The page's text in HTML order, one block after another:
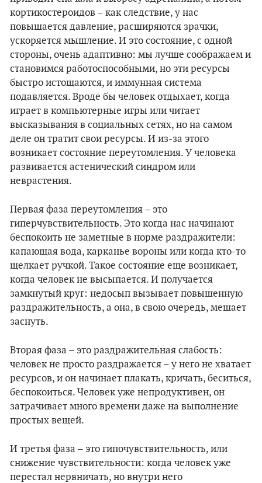
кортикостероидов – как следствие, у нас
повышается давление, расширяются зрачки,
ускоряется мышление. И это состояние, с одной
стороны, очень адаптивно: мы лучше соображаем и
становимся работоспособными, но эти ресурсы
быстро истощаются, и иммунная система
подавляется. Вроде бы человек отдыхает, когда
играет в компьютерные игры или читает
высказывания в социальных сетях, но на самом
деле он тратит свои ресурсы. И из-за этого
возникает состояние переутомления. У человека
развивается астенический синдром или
неврастения.
Первая фаза переутомления – это
гиперчувствительность. Это когда нас начинают
беспокоить не заметные в норме раздражители:
капающая вода, карканье вороны или когда кто-то
щелкает ручкой. Такое состояние еще возникает,
когда человек не высыпается. И получается
замкнутый круг: недосып вызывает повышенную
раздражительность, а она, в свою очередь, мешает
заснуть.
Вторая фаза – это раздражительная слабость:
человек не просто раздражается – у него не хватает
ресурсов, и он начинает плакать, кричать, беситься,
беспокоиться. Человек уже непродуктивен, он
затрачивает много времени даже на выполнение
простых вещей.
И третья фаза – это гипочувствительность, или
снижение чувствительности: когда человек уже
перестал нервничать, но внутри него